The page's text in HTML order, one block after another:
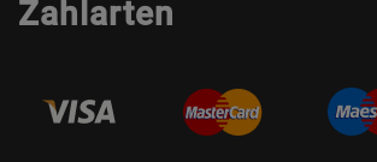
Zahlarten